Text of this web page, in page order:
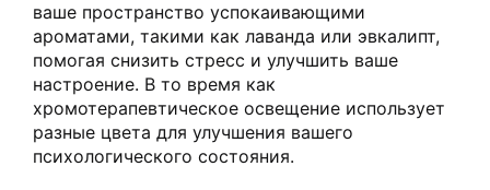
ваше пространство успокаивающими
ароматами, такими как лаванда или эвкалипт,
помогая снизить стресс и улучшить ваше
настроение. В то время как
хромотерапевтическое освещение использует
разные цвета для улучшения вашего
психологического состояния.